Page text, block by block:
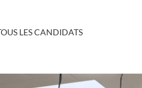
LES CANDIDATS